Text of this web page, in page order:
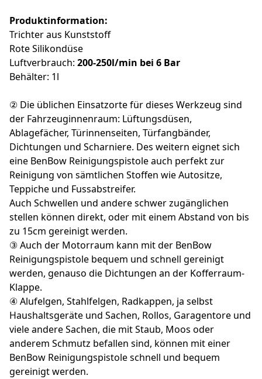
Produktinformation:
Trichter aus Kunststoff
Rote Silikondüse
Luftverbrauch: 200-250l/min bei 6 Bar
Behälter: 1l
② Die üblichen Einsatzorte für dieses Werkzeug sind
der Fahrzeuginnenraum: Lüftungsdüsen,
Ablagefächer, Türinnenseiten, Türfangbänder,
Dichtungen und Scharniere. Des weitern eignet sich
eine BenBow Reinigungspistole auch perfekt zur
Reinigung von sämtlichen Stoffen wie Autositze,
Teppiche und Fussabstreifer.
Auch Schwellen und andere schwer zugänglichen
stellen können direkt, oder mit einem Abstand von bis
zu 15cm gereinigt werden.
③ Auch der Motorraum kann mit der BenBow
Reinigungspistole bequem und schnell gereinigt
werden, genauso die Dichtungen an der Kofferraum-
Klappe.
④ Alufelgen, Stahlfelgen, Radkappen, ja selbst
Haushaltsgeräte und Sachen, Rollos, Garagentore und
viele andere Sachen, die mit Staub, Moos oder
anderem Schmutz befallen sind, können mit einer
BenBow Reinigungspistole schnell und bequem
gereinigt werden.